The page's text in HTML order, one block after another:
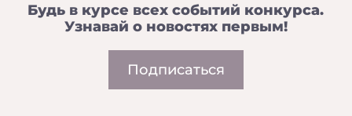
Будь в курсе всех событий конкурса.
Узнавай о новостях первым!
Подписаться